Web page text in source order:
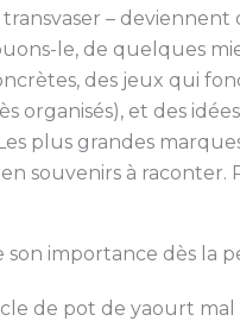
–
le, de quelques
des jeux qui
organisés), et des
plus grandes
souvenirs à
importance dès la
de pot de yaourt mal